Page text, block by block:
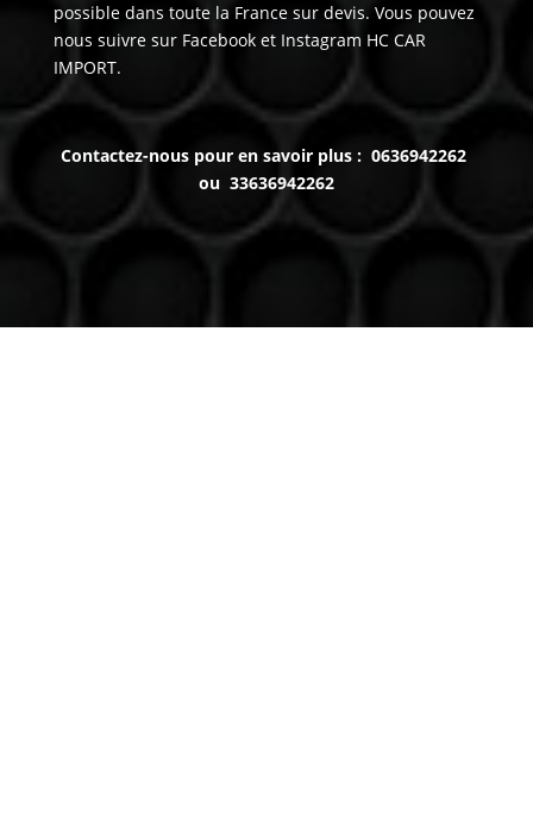
possible dans toute la France sur devis. Vous pouvez
nous suivre sur Facebook et Instagram HC CAR
IMPORT.
Contactez-nous pour en savoir plus : 0636942262
ou 33636942262